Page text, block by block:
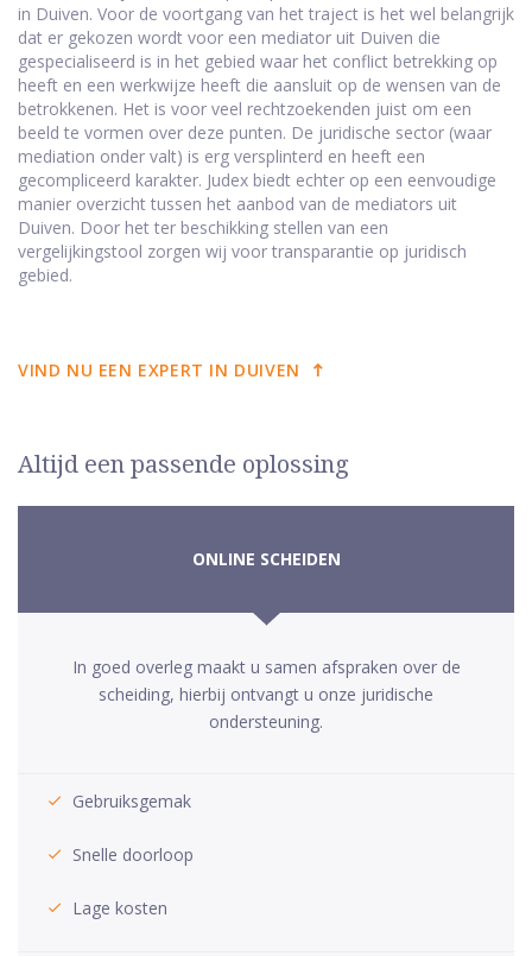
in Duiven. Voor de voortgang van het traject is het wel belangrijk
dat er gekozen wordt voor een mediator uit Duiven die
gespecialiseerd is in het gebied waar het conflict betrekking op
heeft en een werkwijze heeft die aansluit op de wensen van de
betrokkenen. Het is voor veel rechtzoekenden juist om een
beeld te vormen over deze punten. De juridische sector (waar
mediation onder valt) is erg versplinterd en heeft een
gecompliceerd karakter. Judex biedt echter op een eenvoudige
manier overzicht tussen het aanbod van de mediators uit
Duiven. Door het ter beschikking stellen van een
vergelijkingstool zorgen wij voor transparantie op juridisch
gebied.
VIND NU EEN EXPERT IN DUIVEN
Altijd een passende oplossing
ONLINE SCHEIDEN
In goed overleg maakt u samen afspraken over de
scheiding, hierbij ontvangt u onze juridische
ondersteuning.
Gebruiksgemak
Snelle doorloop
Lage kosten